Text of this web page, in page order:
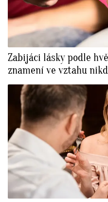
Zabijáci lásky podle
znamení ve vztahu